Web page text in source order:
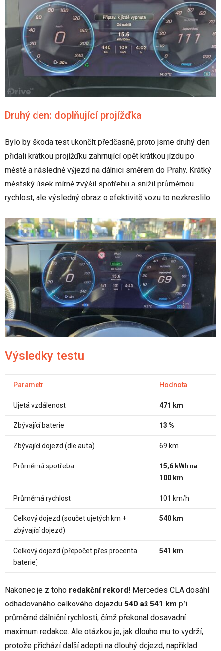
Druhý den: doplňující projížďka
Bylo by škoda test ukončit předčasně, proto jsme druhý den
přidali krátkou projížďku zahrnující opět krátkou jízdu po
městě a následně výjezd na dálnici směrem do Prahy. Krátký
městský úsek mírně zvýšil spotřebu a snížil průměrnou
rychlost, ale výsledný obraz o efektivitě vozu to nezkreslilo.
Výsledky testu
Parametr Hodnota
Ujetá vzdálenost 471 km
Zbývající baterie 13 %
Zbývající dojezd (dle auta) 69 km
Průměrná spotřeba
15,6 kWh na
100 km
Průměrná rychlost 101 km/h
Celkový dojezd (součet ujetých km +
zbývající dojezd)
540 km
Celkový dojezd (přepočet přes procenta
baterie)
541 km
Nakonec je z toho redakční rekord! Mercedes CLA dosáhl
odhadovaného celkového dojezdu 540 až 541 km při
průměrné dálniční rychlosti, čímž překonal dosavadní
maximum redakce. Ale otázkou je, jak dlouho mu to vydrží,
protože přichází další adepti na dlouhý dojezd, například